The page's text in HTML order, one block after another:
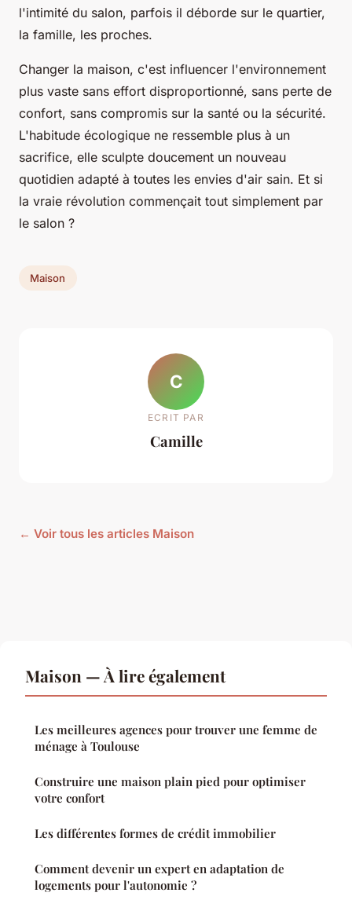
l'intimité du salon, parfois il déborde sur le quartier,
la famille, les proches.
Changer la maison, c'est influencer l'environnement
plus vaste sans effort disproportionné, sans perte de
confort, sans compromis sur la santé ou la sécurité.
L'habitude écologique ne ressemble plus à un
sacrifice, elle sculpte doucement un nouveau
quotidien adapté à toutes les envies d'air sain. Et si
la vraie révolution commençait tout simplement par
le salon ?
Maison
C
ECRIT PAR
Camille
← Voir tous les articles Maison
Maison — À lire également
Les meilleures agences pour trouver une femme de
ménage à Toulouse
Construire une maison plain pied pour optimiser
votre confort
Les différentes formes de crédit immobilier
Comment devenir un expert en adaptation de
logements pour l'autonomie ?